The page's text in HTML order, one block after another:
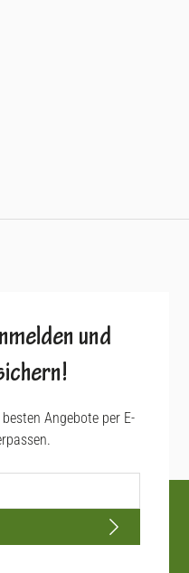
und
Angebote per E-